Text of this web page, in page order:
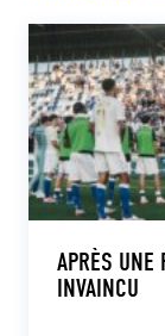
APRÈS UNE
INVAINCU